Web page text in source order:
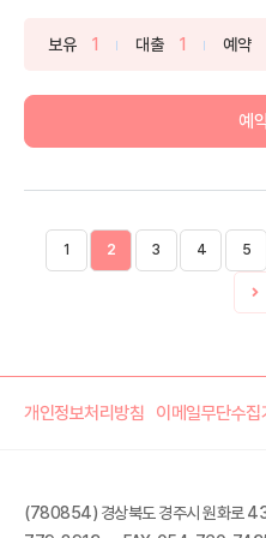
보유 1 대출 1 예약
예
1 2 3 4 5
개인정보처리방침 이메일무단수집
(780854) 경상북도 경주시 원화로